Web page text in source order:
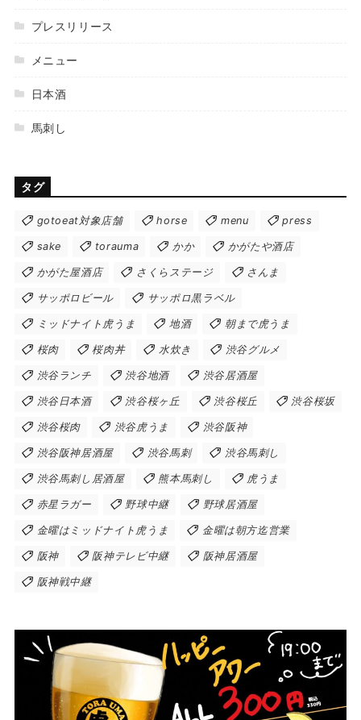
プレスリリース
メニュー
日本酒
馬刺し
タグ
gotoeat対象店舗 horse menu press
sake torauma かか かがたや酒店
かがた屋酒店 さくらステージ さんま
サッポロビール サッポロ黒ラベル
ミッドナイト虎うま 地酒 朝まで虎うま
桜肉 桜肉丼 水炊き 渋谷グルメ
渋谷ランチ 渋谷地酒 渋谷居酒屋
渋谷日本酒 渋谷桜ヶ丘 渋谷桜丘 渋谷桜坂
渋谷桜肉 渋谷虎うま 渋谷阪神
渋谷阪神居酒屋 渋谷馬刺 渋谷馬刺し
渋谷馬刺し居酒屋 熊本馬刺し 虎うま
赤星ラガー 野球中継 野球居酒屋
金曜はミッドナイト虎うま 金曜は朝方迄営業
阪神 阪神テレビ中継 阪神居酒屋
阪神戦中継